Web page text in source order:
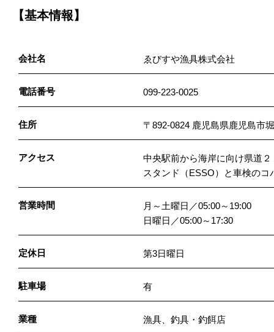
【基本情報】
会社名 ゑびすや漁具株式会社
電話番号 099-223-0025
住所 〒892-0824 鹿児島県鹿児島市
アクセス
中央駅前から海岸に向け県道
スタンド（ESSO）と車検のコ
営業時間
月～土曜日／05:00～19:00
日曜日／05:00～17:30
定休日 第3日曜日
駐車場 有
業種 漁具、釣具・釣餌店